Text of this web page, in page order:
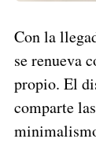
Con la
se renueva
propio. El
comparte